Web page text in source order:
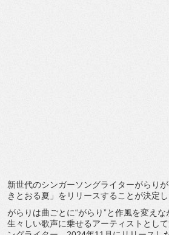
新世代のシンガーソングライターがらり
きとおる夏」をリリースすることが決定し
がらりは曲ごとに“がらり”と作風を変え
生々しい歌声に乗せるアーティストとし